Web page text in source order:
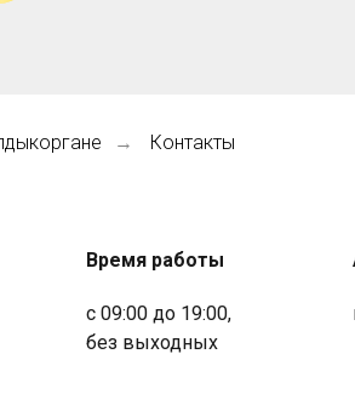
→ Контакты
с 09:00 до 19:00,
без выходных
Время работы